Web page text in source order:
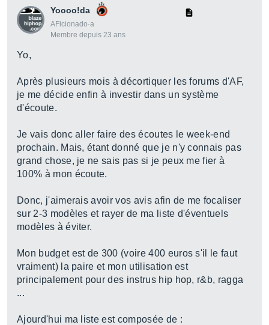
Yoooo!da
AFicionado·a
Membre depuis 23 ans
Yo,
Après plusieurs mois à décortiquer les forums d'AF,
je me décide enfin à investir dans un système
d'écoute.
Je vais donc aller faire des écoutes le week-end
prochain. Mais, étant donné que je n'y connais pas
grand chose, je ne sais pas si je peux me fier à
100% à mon écoute.
Donc, j'aimerais avoir vos avis afin de me focaliser
sur 2-3 modèles et rayer de ma liste d'éventuels
modèles à éviter.
Mon budget est de 300 (voire 400 euros s'il le faut
vraiment) la paire et mon utilisation est
principalement pour des instrus hip hop, r&b, ragga
...
Ajourd'hui ma liste est composée de :